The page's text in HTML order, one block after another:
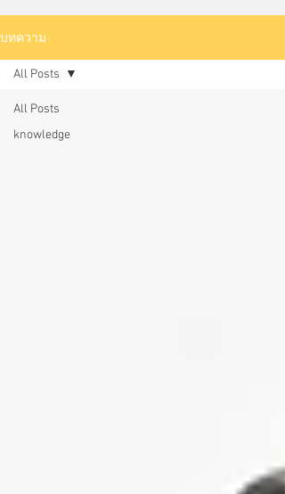
บทความ
All Posts
knowledge
All Posts